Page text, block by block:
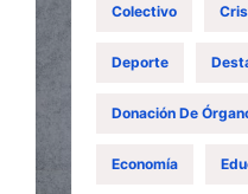
Colectivo
Deporte
Donación De
Economía